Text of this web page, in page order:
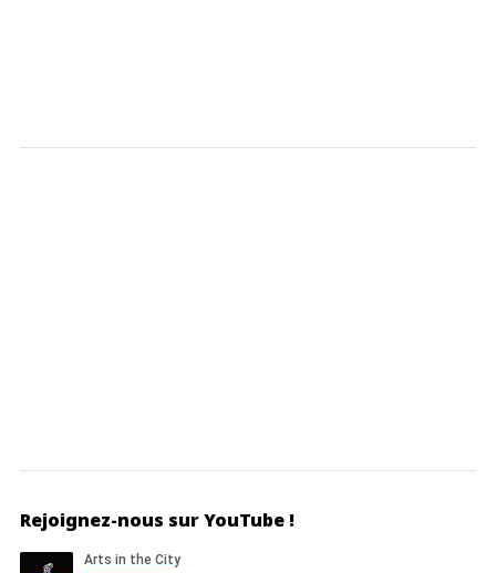
Rejoignez-nous sur YouTube !